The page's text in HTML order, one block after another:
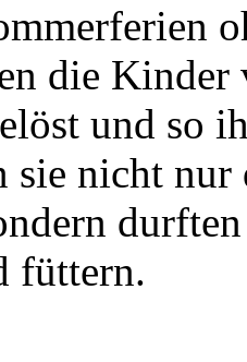
die Kinder
und so
sie nicht nur
füttern.